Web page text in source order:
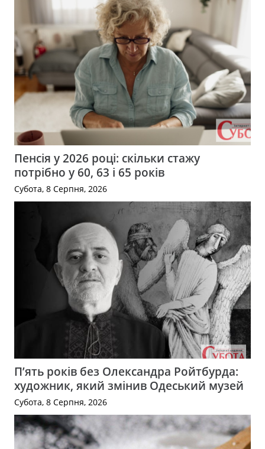
Пенсія у 2026 році: скільки стажу
потрібно у 60, 63 і 65 років
Субота, 8 Серпня, 2026
П’ять років без Олександра Ройтбурда:
художник, який змінив Одеський музей
Субота, 8 Серпня, 2026